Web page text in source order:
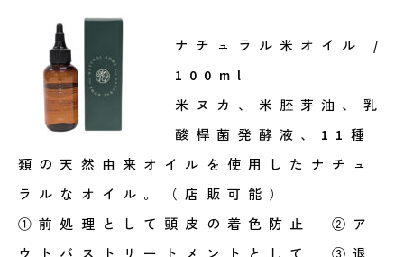
ナチュラル米オイル /
100ml
米ヌカ、米胚芽油、乳
酸桿菌発酵液、11種
類の天然由来オイルを使用したナチュ
ラルなオイル。（店販可能）
①前処理として頭皮の着色防止 ②ア